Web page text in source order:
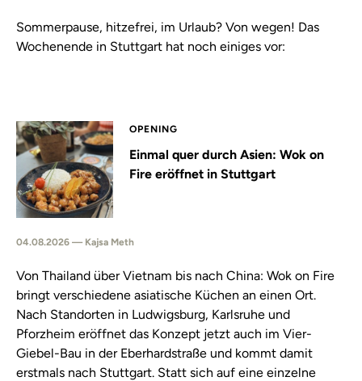
Sommerpause, hitzefrei, im Urlaub? Von wegen! Das
Wochenende in Stuttgart hat noch einiges vor:
OPENING
Einmal quer durch Asien: Wok on
Fire eröffnet in Stuttgart
04.08.2026 — Kajsa Meth
Von Thailand über Vietnam bis nach China: Wok on Fire
bringt verschiedene asiatische Küchen an einen Ort.
Nach Standorten in Ludwigsburg, Karlsruhe und
Pforzheim eröffnet das Konzept jetzt auch im Vier-
Giebel-Bau in der Eberhardstraße und kommt damit
erstmals nach Stuttgart. Statt sich auf eine einzelne